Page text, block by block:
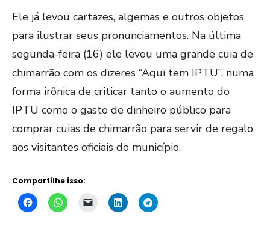
Ele já levou cartazes, algemas e outros objetos
para ilustrar seus pronunciamentos. Na última
segunda-feira (16) ele levou uma grande cuia de
chimarrão com os dizeres “Aqui tem IPTU”, numa
forma irônica de criticar tanto o aumento do
IPTU como o gasto de dinheiro público para
comprar cuias de chimarrão para servir de regalo
aos visitantes oficiais do município.
Compartilhe isso: